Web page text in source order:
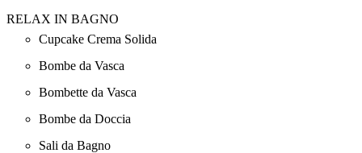
RELAX IN BAGNO
Cupcake Crema Solida
Bombe da Vasca
Bombette da Vasca
Bombe da Doccia
Sali da Bagno